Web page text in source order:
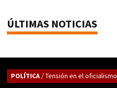
ÚLTIMAS NOTICIAS
POLÍTICA/ Tensión en el oficialismo